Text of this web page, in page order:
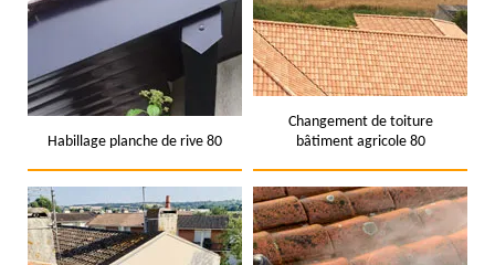
Habillage planche de rive 80
Changement de toiture
bâtiment agricole 80